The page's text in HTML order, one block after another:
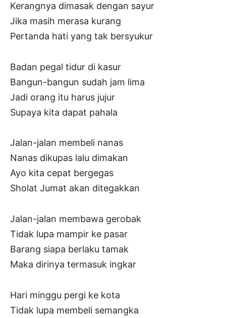
Kerangnya dimasak dengan sayur
Jika masih merasa kurang
Pertanda hati yang tak bersyukur
Badan pegal tidur di kasur
Bangun-bangun sudah jam lima
Jadi orang itu harus jujur
Supaya kita dapat pahala
Jalan-jalan membeli nanas
Nanas dikupas lalu dimakan
Ayo kita cepat bergegas
Sholat Jumat akan ditegakkan
Jalan-jalan membawa gerobak
Tidak lupa mampir ke pasar
Barang siapa berlaku tamak
Maka dirinya termasuk ingkar
Hari minggu pergi ke kota
Tidak lupa membeli semangka